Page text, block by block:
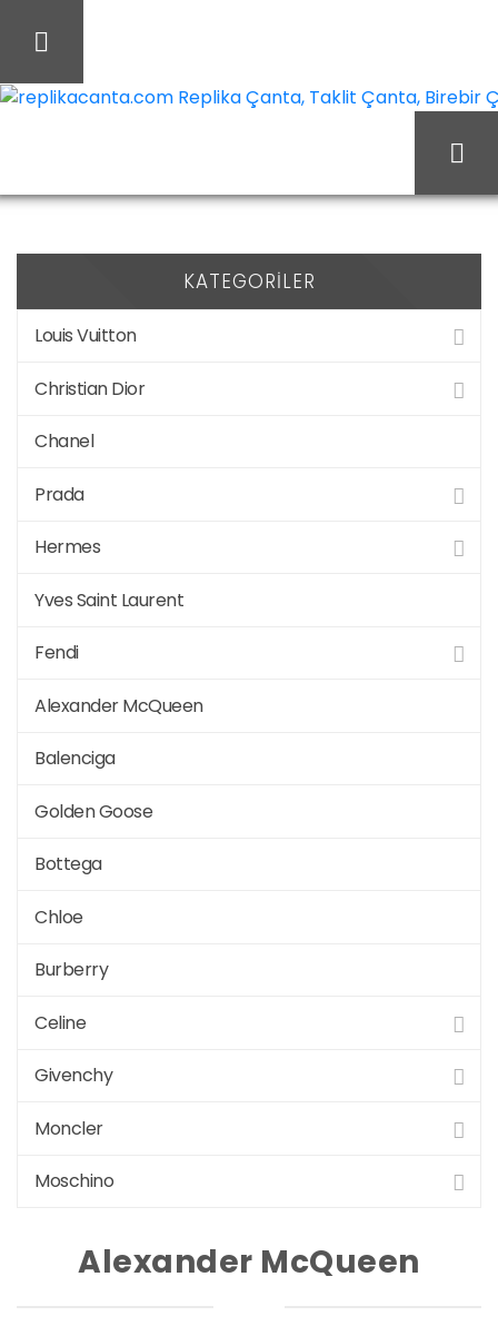
McQueen
KATEGORILER
Louis Vuitton
Christian Dior
Chanel
Prada
Hermes
Yves Saint Laurent
Fendi
Alexander McQueen
Balenciga
Golden Goose
Bottega
Chloe
Burberry
Celine
Givenchy
Moncler
Moschino
Alexander McQueen